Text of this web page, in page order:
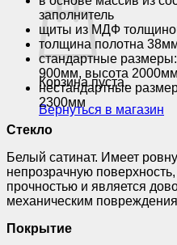
Корзина пуста.
Вернуться в магазин
заполнитель
щиты из МДФ
толщина полотна
стандартные
900мм, высота 2000мм
нестандартные
2300мм
Стекло
Белый сатинат. Имеет
непрозрачную
прочностью и является
механическим
Покрытие